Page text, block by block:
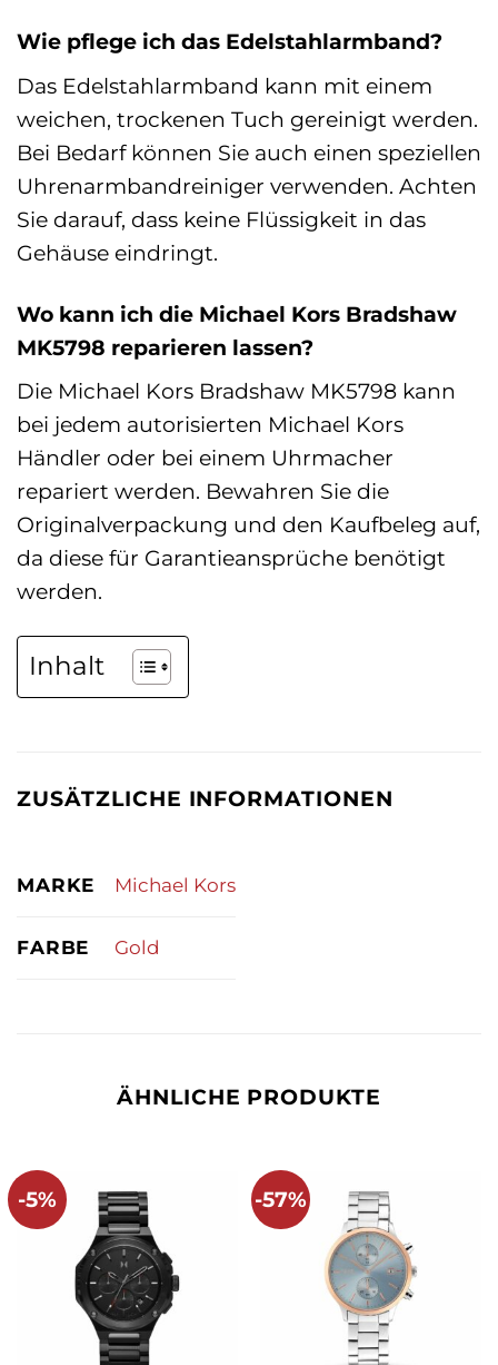
Wie pflege ich das Edelstahlarmband?
Das Edelstahlarmband kann mit einem
weichen, trockenen Tuch gereinigt werden.
Bei Bedarf können Sie auch einen speziellen
Uhrenarmbandreiniger verwenden. Achten
Sie darauf, dass keine Flüssigkeit in das
Gehäuse eindringt.
Wo kann ich die Michael Kors Bradshaw
MK5798 reparieren lassen?
Die Michael Kors Bradshaw MK5798 kann
bei jedem autorisierten Michael Kors
Händler oder bei einem Uhrmacher
repariert werden. Bewahren Sie die
Originalverpackung und den Kaufbeleg auf,
da diese für Garantieansprüche benötigt
werden.
Inhalt
ZUSÄTZLICHE INFORMATIONEN
MARKE Michael Kors
FARBE Gold
ÄHNLICHE PRODUKTE
-5% -57%